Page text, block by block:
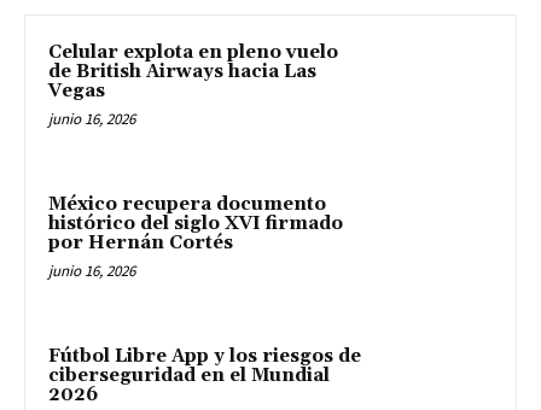
Celular explota en pleno vuelo
de British Airways hacia Las
Vegas
junio 16, 2026
México recupera documento
histórico del siglo XVI firmado
por Hernán Cortés
junio 16, 2026
Fútbol Libre App y los riesgos de
ciberseguridad en el Mundial
2026